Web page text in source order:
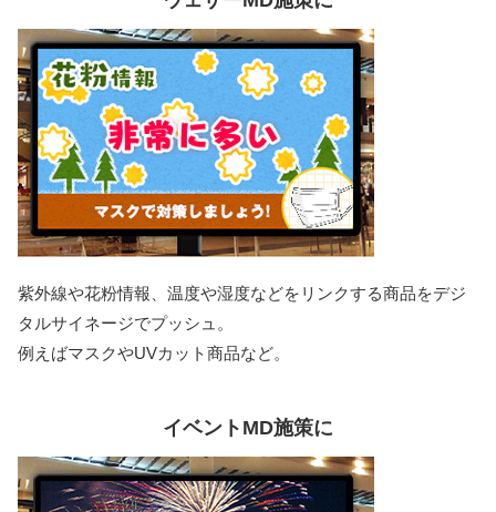
紫外線や花粉情報、温度や湿度などをリンクする商品をデジ
タルサイネージでプッシュ。
例えばマスクやUVカット商品など。
イベントMD施策に